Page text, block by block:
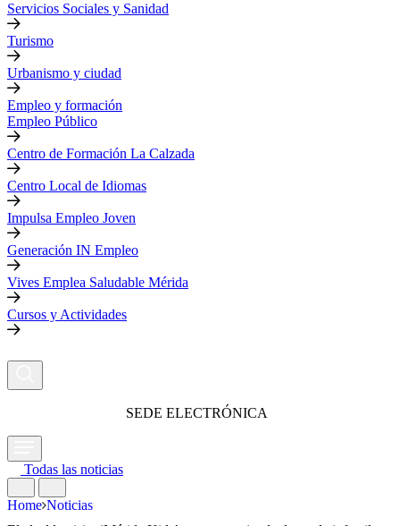
Servicios Sociales y Sanidad
Turismo
Urbanismo y ciudad
Empleo y formación
Empleo Público
Centro de Formación La Calzada
Centro Local de Idiomas
Impulsa Empleo Joven
Generación IN Empleo
Vives Emplea Saludable Mérida
Cursos y Actividades
SEDE ELECTRÓNICA
Todas las noticias
Home Noticias